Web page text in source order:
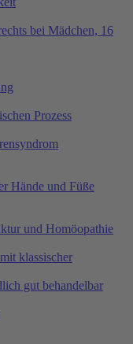
bei Mädchen, 16
Prozess
Hände und Füße
und Homöopathie
klassischer
gut behandelbar